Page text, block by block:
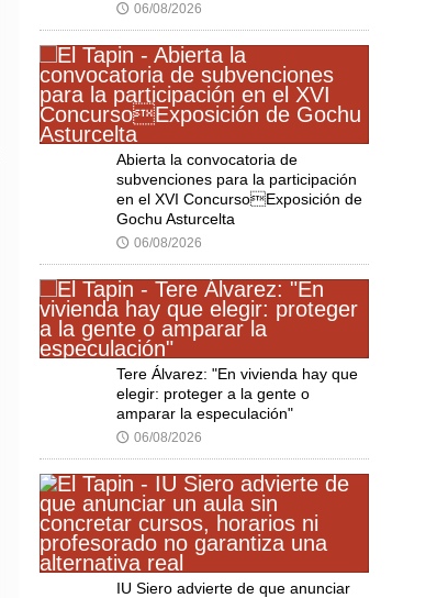
🕔 06/08/2026
Abierta la convocatoria de
subvenciones para la participación
en el XVI ConcursoExposición de
Gochu Asturcelta
🕔 06/08/2026
Tere Álvarez: "En vivienda hay que
elegir: proteger a la gente o
amparar la especulación"
🕔 06/08/2026
IU Siero advierte de que anunciar